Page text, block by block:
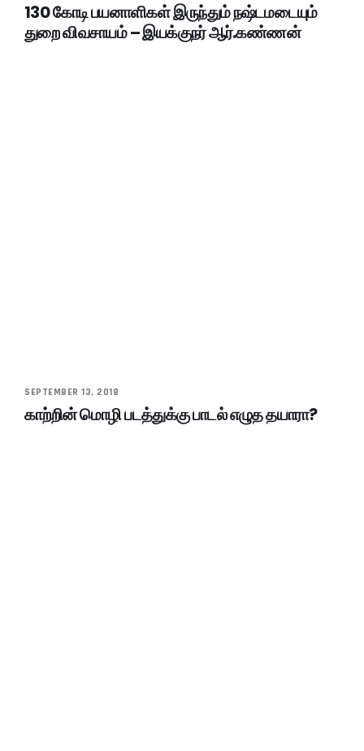
130 கோடி பயனாளிகள் இருந்தும் நஷ்டமடையும்
துறை விவசாயம் – இயக்குநர் ஆர்.கண்ணன்
SEPTEMBER 13, 2018
காற்றின் மொழி படத்துக்கு பாடல் எழுத தயாரா?